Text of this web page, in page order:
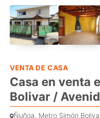
VENTA DE CASA
Casa en venta
Bolivar /
Ñuñoa, Metro Simón